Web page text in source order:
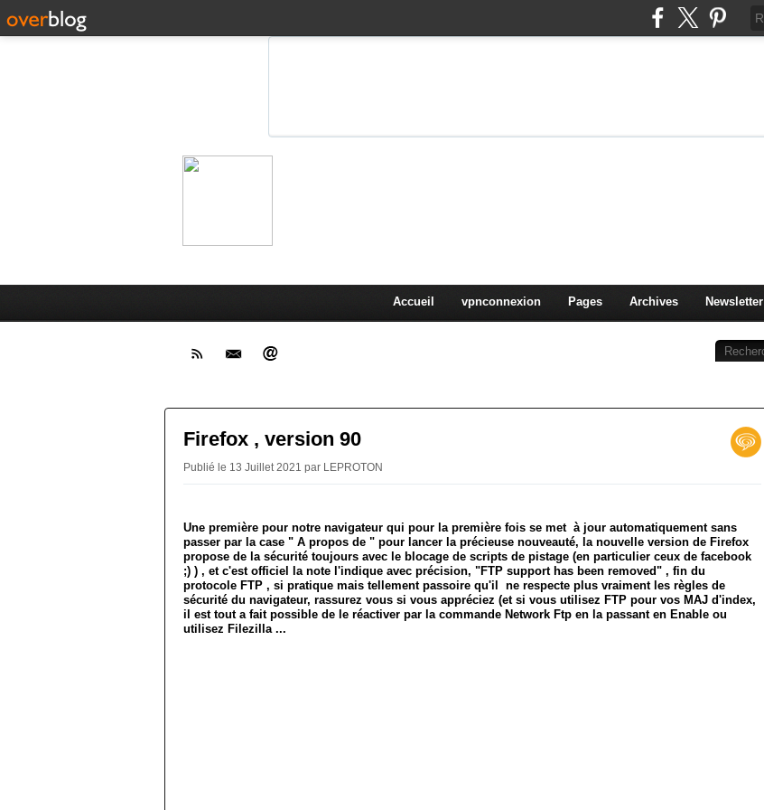
Accueil vpnconnexion Pages Archives Newsletter
Firefox , version 90
Publié le 13 Juillet 2021 par LEPROTON
Une première pour notre navigateur qui pour la première fois se met à jour automatiquement sans
passer par la case " A propos de " pour lancer la précieuse nouveauté, la nouvelle version de Firefox
propose de la sécurité toujours avec le blocage de scripts de pistage (en particulier ceux de facebook
;) ) , et c'est officiel la note l'indique avec précision, "FTP support has been removed" , fin du
protocole FTP , si pratique mais tellement passoire qu'il ne respecte plus vraiment les règles de
sécurité du navigateur, rassurez vous si vous appréciez (et si vous utilisez FTP pour vos MAJ d'index,
il est tout a fait possible de le réactiver par la commande Network Ftp en la passant en Enable ou
utilisez Filezilla ...